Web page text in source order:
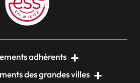
adhérents
des grandes villes